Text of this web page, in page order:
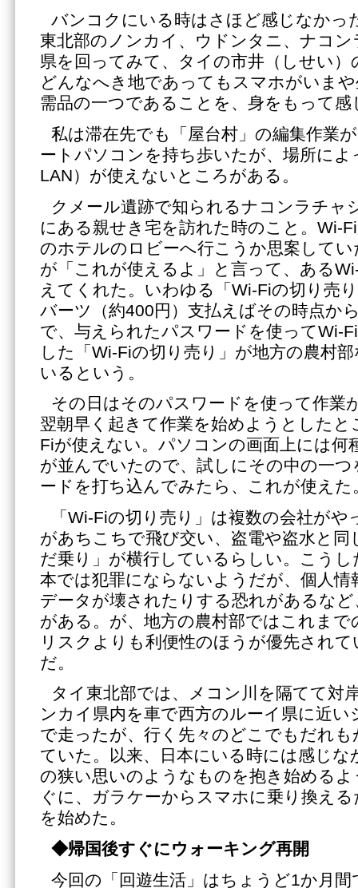
バンコクにいる時はさほど感じなかっ
東北部のノンカイ、ウドンタニ、ナコ
県を回ってみて、タイの市井（しせい
どんなへき地であってもスマホがいま
需品の一つであることを、身をもって感
私は滞在先でも「屋台村」の編集作業
ートパソコンを持ち歩いたが、場所によ
LAN）が使えないところがある。
クメール遺跡で知られるナコンラチャ
にある親せき宅を訪れた時のこと。Wi-
のホテルのロビーへ行こうか思案して
が「これが使えるよ」と言って、ある
えてくれた。いわゆる「Wi-Fiの切り売
バーツ（約400円）支払えばその時点か
で、与えられたパスワードを使ってWi-
した「Wi-Fiの切り売り」が地方の農村
いるという。
その日はそのパスワードを使って作業
翌朝早く起きて作業を始めようとしたと
Fiが使えない。パソコンの画面上には何
が並んでいたので、試しにその中の一
ードを打ち込んでみたら、これが使えた
「Wi-Fiの切り売り」は複数の会社が
があちこちで飛び交い、盗電や盗水と
だ乗り」が横行しているらしい。こう
本では犯罪にならないようだが、個人
データが壊されたりする恐れがあるな
がある。が、地方の農村部ではこれま
リスクよりも利便性のほうが優先され
だ。
タイ東北部では、メコン川を隔てて対
ンカイ県内を車で西方のルーイ県に近
で走ったが、行く先々のどこでもだれ
ていた。以来、日本にいる時には感じな
の狭い思いのようなものを抱き始める
ぐに、ガラケーからスマホに乗り換え
を始めた。
◆帰国後すぐにウォーキング再開
今回の「回遊生活」はちょうど1か月